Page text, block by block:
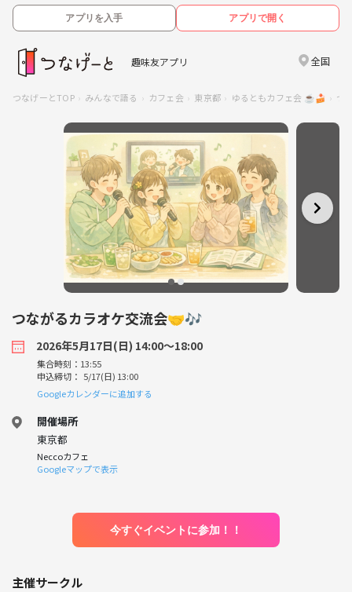
アプリを入手 アプリで開く
趣味友アプリ 全国
つなげーとTOP みんなで語る カフェ会 東京都 ゆるともカフェ会 ☕🍰 つ
つながるカラオケ交流会🤝🎶
2026年5月17日(日) 14:00〜18:00
集合時刻：13:55
申込締切： 5/17(日) 13:00
Googleカレンダーに追加する
開催場所
東京都
Neccoカフェ
Googleマップで表示
今すぐイベントに参加！！
主催サークル